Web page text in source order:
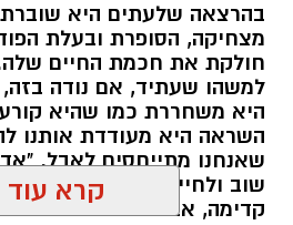
בהרצאה שלעתים היא
מצחיקה, הסופרת ובעלת
חולקת את חכמת החיים
למשהו שעתיד, אם נודה בזה,
היא משחררת כמו שהיא
השראה היא מעודדת אותנו
שאנחנו מתייחסים לאבל.
שוב ולחייך שוב", היא
קדימה, אבל זה לא אומר
קרא עוד